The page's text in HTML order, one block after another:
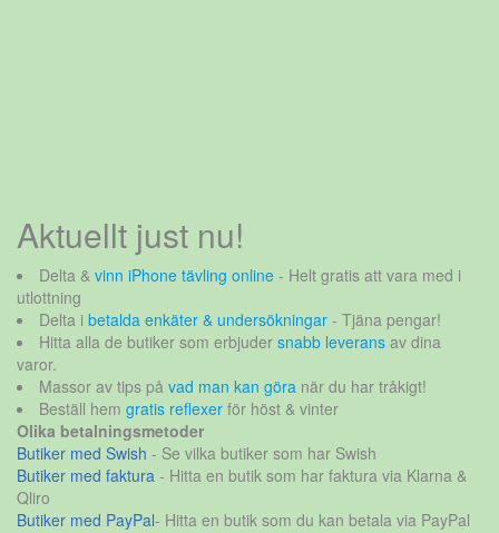
Aktuellt just nu!
Delta & vinn iPhone tävling online - Helt gratis att vara med i
utlottning
Delta i betalda enkäter & undersökningar - Tjäna pengar!
Hitta alla de butiker som erbjuder snabb leverans av dina
varor.
Massor av tips på vad man kan göra när du har tråkigt!
Beställ hem gratis reflexer för höst & vinter
Olika betalningsmetoder
Butiker med Swish - Se vilka butiker som har Swish
Butiker med faktura - Hitta en butik som har faktura via Klarna &
Qliro
Butiker med PayPal- Hitta en butik som du kan betala via PayPal